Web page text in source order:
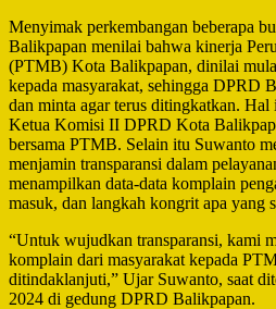
Menyimak perkembangan beberapa
Balikpapan menilai bahwa kinerja
(PTMB) Kota Balikpapan, dinilai
kepada masyarakat, sehingga DPRD
dan minta agar terus ditingkatkan.
Ketua Komisi II DPRD Kota
bersama PTMB. Selain itu Suwanto
menjamin transparansi dalam
menampilkan data-data komplain
masuk, dan langkah kongrit apa yang
“Untuk wujudkan transparansi, kami
komplain dari masyarakat kepada
ditindaklanjuti,” Ujar Suwanto, saat
2024 di gedung DPRD Balikpapan.